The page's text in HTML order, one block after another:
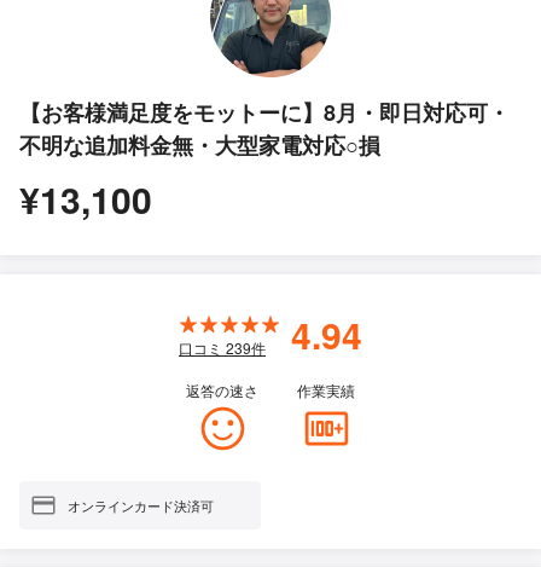
【お客様満足度をモットーに】8月・即日対応可・
不明な追加料金無・大型家電対応○損
¥13,100
口コミ 239件 4.94
返答の速さ 作業実績
オンラインカード決済可